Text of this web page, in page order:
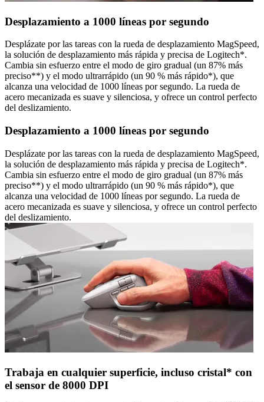
Desplazamiento a 1000 líneas por segundo
Desplázate por las tareas con la rueda de desplazamiento MagSpeed,
la solución de desplazamiento más rápida y precisa de Logitech*.
Cambia sin esfuerzo entre el modo de giro gradual (un 87% más
preciso**) y el modo ultrarrápido (un 90 % más rápido*), que
alcanza una velocidad de 1000 líneas por segundo. La rueda de
acero mecanizada es suave y silenciosa, y ofrece un control perfecto
del deslizamiento.
Desplazamiento a 1000 líneas por segundo
Desplázate por las tareas con la rueda de desplazamiento MagSpeed,
la solución de desplazamiento más rápida y precisa de Logitech*.
Cambia sin esfuerzo entre el modo de giro gradual (un 87% más
preciso**) y el modo ultrarrápido (un 90 % más rápido*), que
alcanza una velocidad de 1000 líneas por segundo. La rueda de
acero mecanizada es suave y silenciosa, y ofrece un control perfecto
del deslizamiento.
Trabaja en cualquier superficie, incluso cristal* con
el sensor de 8000 DPI